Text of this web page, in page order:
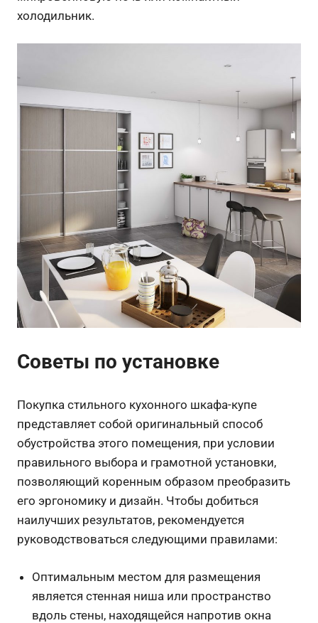
холодильник.
Советы по установке
Покупка стильного кухонного шкафа-купе
представляет собой оригинальный способ
обустройства этого помещения, при условии
правильного выбора и грамотной установки,
позволяющий коренным образом преобразить
его эргономику и дизайн. Чтобы добиться
наилучших результатов, рекомендуется
руководствоваться следующими правилами:
Оптимальным местом для размещения
является стенная ниша или пространство
вдоль стены, находящейся напротив окна